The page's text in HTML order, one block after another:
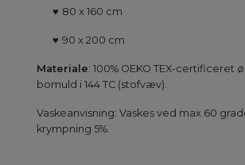
♥ 80 x 160 cm
♥ 90 x 200 cm
Materiale: 100% OEKO TEX-certificeret
bomuld i 144 TC (stofvæv).
Vaskeanvisning: Vaskes ved max 60
krympning 5%.